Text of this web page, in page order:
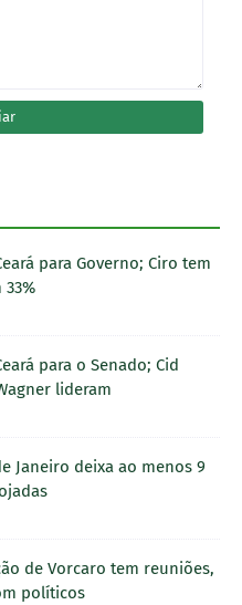
para Governo; Ciro tem
para o Senado; Cid
lideram
Janeiro deixa ao menos 9
de Vorcaro tem reuniões,
políticos